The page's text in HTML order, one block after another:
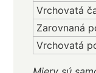
Vrchovatá
Zarovnaná
Vrchovatá